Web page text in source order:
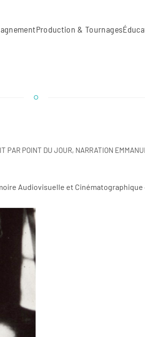
Production & Tournages
PAR POINT DU JOUR, NARRATION
Audiovisuelle et